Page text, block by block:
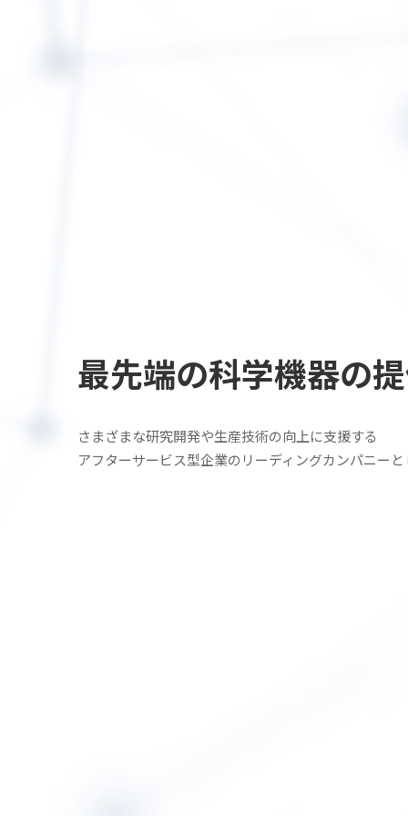
最先端の科学機器の
さまざまな研究開発や生産技術の向上に支援する
アフターサービス型企業の リーディングカンパニー